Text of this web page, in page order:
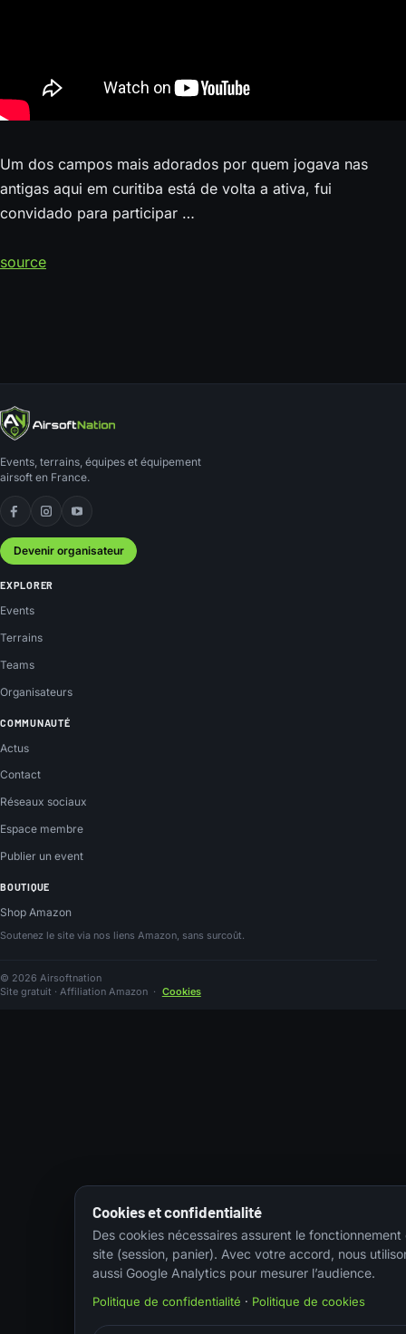
Um dos campos mais adorados por quem jogava nas
antigas aqui em curitiba está de volta a ativa, fui
convidado para participar …
source
Events, terrains, équipes et équipement
airsoft en France.
Facebook
Instagram
YouTube
Devenir organisateur
EXPLORER
Events
Terrains
Teams
Organisateurs
COMMUNAUTÉ
Actus
Contact
Réseaux sociaux
Espace membre
Publier un event
BOUTIQUE
Shop Amazon
Soutenez le site via nos liens Amazon, sans surcoût.
© 2026 Airsoftnation
Site gratuit · Affiliation Amazon · Cookies
Cookies et confidentialité
Des cookies nécessaires assurent le fonctionnement
site (session, panier). Avec votre accord, nous
aussi Google Analytics pour mesurer l’audience.
Politique de confidentialité · Politique de cookies